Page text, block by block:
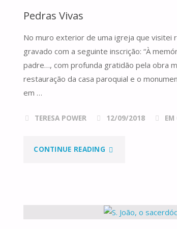
TRÊS"
Pedras Vivas
No muro exterior de uma igreja que
gravado com a seguinte inscrição: “À
padre…, com profunda gratidão pela obra
restauração da casa paroquial e o
em …
TERESA POWER 12/09/2018
CONTINUE READING "PEDRAS